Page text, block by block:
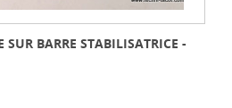
SUR BARRE STABILISATRICE -